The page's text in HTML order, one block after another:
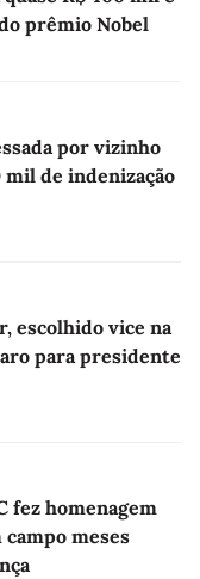
prêmio Nobel
por vizinho
mil de indenização
escolhido vice na
para presidente
fez homenagem
meses